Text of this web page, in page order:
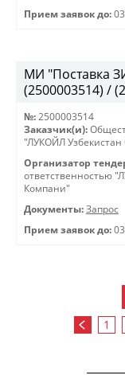
Прием заявок до:
МИ "Поставка
(2500003514) /
№: 2500003514
Заказчик(и):
"ЛУКОЙЛ
Организатор
ответственностью
Компани"
Документы: Запрос
Прием заявок до:
1